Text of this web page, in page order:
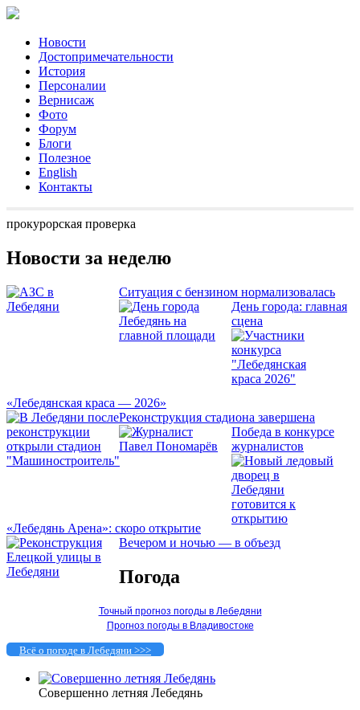
Новости
Достопримечательности
История
Персоналии
Вернисаж
Фото
Форум
Блоги
Полезное
English
Контакты
прокурорская проверка
Новости за неделю
Ситуация с бензином нормализовалась
День города: главная
сцена
«Лебедянская краса — 2026»
Реконструкция стадиона завершена
Победа в конкурсе
журналистов
«Лебедянь Арена»: скоро открытие
Вечером и ночью — в объезд
Погода
Точный прогноз погоды в Лебедяни
Прогноз погоды в Владивостоке
Всё о погоде в Лебедяни >>>
Совершенно летняя Лебедянь